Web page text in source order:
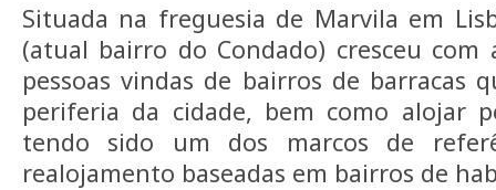
Situada na freguesia de Marvila em
(atual bairro do Condado) cresceu com
pessoas vindas de bairros de barracas
periferia da cidade, bem como alojar
tendo sido um dos marcos de
realojamento baseadas em bairros de